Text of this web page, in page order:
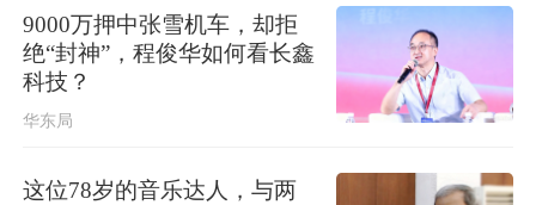
9000万押中张雪机车，却拒
绝“封神”，程俊华如何看长鑫
科技？
华东局
这位78岁的音乐达人，与两